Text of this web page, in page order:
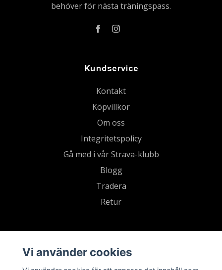
behöver för nästa träningspass.
Kundservice
Kontakt
Köpvillkor
Om oss
Integritetspolicy
Gå med i vår Strava-klubb
Blogg
Tradera
Retur
Vi använder cookies